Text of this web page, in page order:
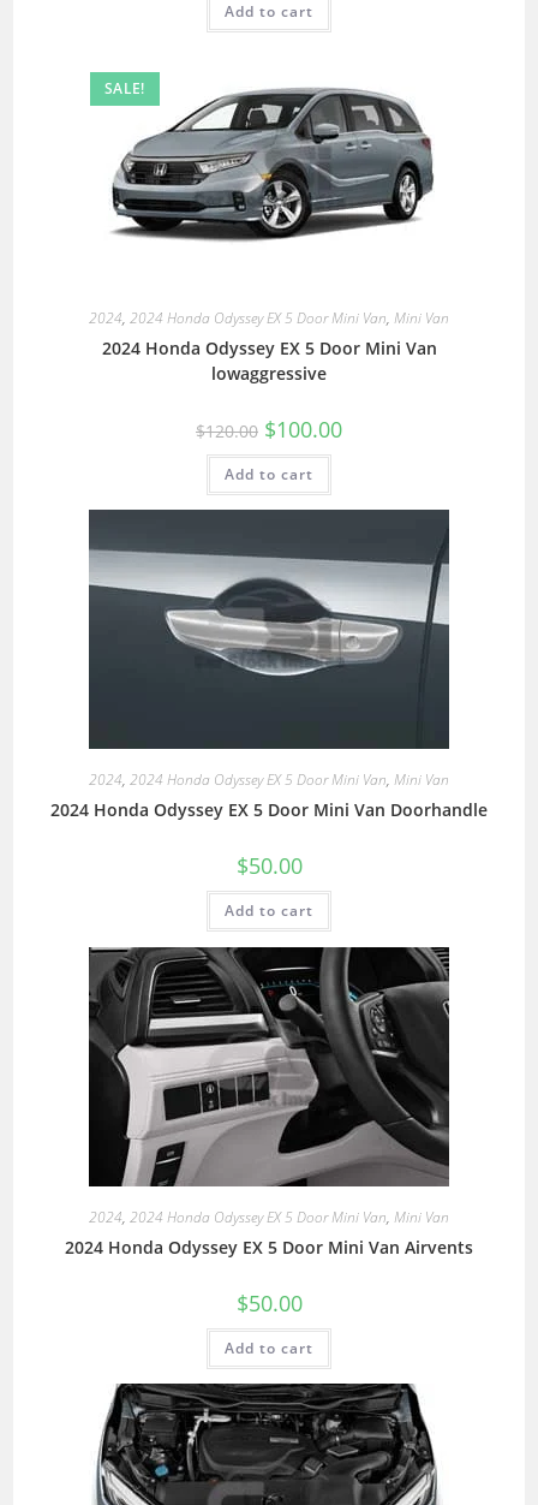
Add to cart
SALE!
2024, 2024 Honda Odyssey EX 5 Door Mini Van, Mini Van
2024 Honda Odyssey EX 5 Door Mini Van
lowaggressive
$120.00 $100.00
Add to cart
2024, 2024 Honda Odyssey EX 5 Door Mini Van, Mini Van
2024 Honda Odyssey EX 5 Door Mini Van Doorhandle
$50.00
Add to cart
2024, 2024 Honda Odyssey EX 5 Door Mini Van, Mini Van
2024 Honda Odyssey EX 5 Door Mini Van Airvents
$50.00
Add to cart